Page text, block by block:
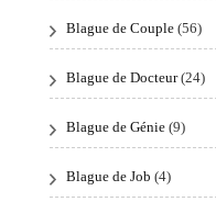
Blague de Couple (56)
Blague de Docteur(24)
Blague de Génie (9)
Blague de Job (4)